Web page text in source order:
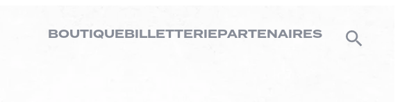
BOUTIQUEBILLETTERIEPARTENAIRES